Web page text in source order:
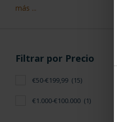
más ...
Filtrar por Precio
€50-€199,99 (15)
€1.000-€100.000 (1)